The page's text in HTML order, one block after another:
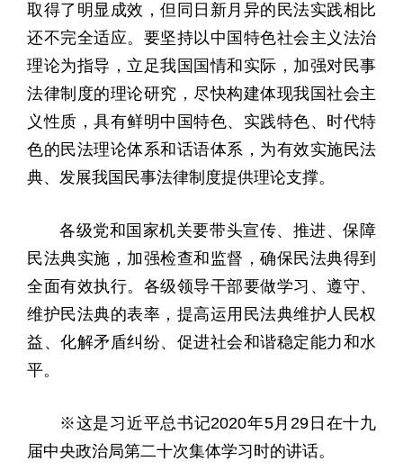
取得了明显成效，但同日新月异的民法实践相比
还不完全适应。要坚持以中国特色社会主义法治
理论为指导，立足我国国情和实际，加强对民事
法律制度的理论研究，尽快构建体现我国社会主
义性质，具有鲜明中国特色、实践特色、时代特
色的民法理论体系和话语体系，为有效实施民法
典、发展我国民事法律制度提供理论支撑。
各级党和国家机关要带头宣传、推进、保障
民法典实施，加强检查和监督，确保民法典得到
全面有效执行。各级领导干部要做学习、遵守、
维护民法典的表率，提高运用民法典维护人民权
益、化解矛盾纠纷、促进社会和谐稳定能力和水
平。
※这是习近平总书记2020年5月29日在十九
届中央政治局第二十次集体学习时的讲话。